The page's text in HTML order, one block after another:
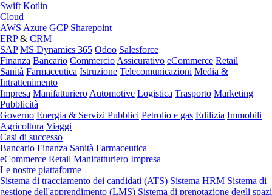
Swift Kotlin
Cloud
AWS Azure GCP Sharepoint
ERP& CRM
SAP MS Dynamics 365 Odoo Salesforce
Finanza Bancario Commercio Assicurativo eCommerce Retail
Sanità Farmaceutica Istruzione Telecomunicazioni Media &
Intrattenimento
Impresa Manifatturiero Automotive Logistica Trasporto Marketing
Pubblicità
Governo Energia & Servizi Pubblici Petrolio e gas Edilizia Immobili
Agricoltura Viaggi
Casi di successo
Bancario Finanza Sanità Farmaceutica
eCommerce Retail Manifatturiero Impresa
Le nostre piattaforme
Sistema di tracciamento dei candidati (ATS) Sistema HRM Sistema di
gestione dell'apprendimento (LMS) Sistema di prenotazione degli spazi